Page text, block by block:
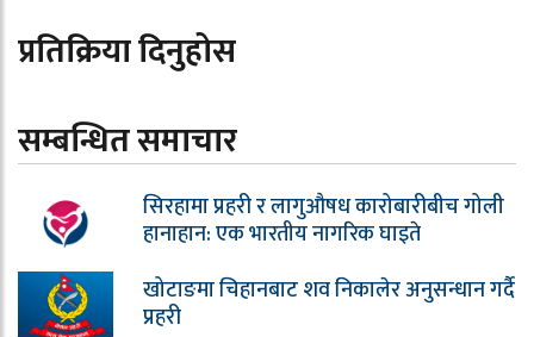
प्रतिक्रिया दिनुहोस
सम्बन्धित समाचार
सिरहामा प्रहरी र लागुऔषध कारोबारीबीच गोली
हानाहान: एक भारतीय नागरिक घाइते
खोटाङमा चिहानबाट शव निकालेर अनुसन्धान गर्दै
प्रहरी